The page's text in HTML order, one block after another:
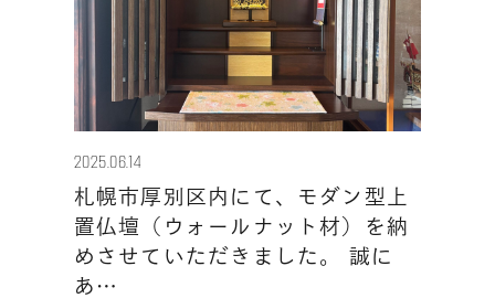
2025.06.14
札幌市厚別区内にて、モダン型上
置仏壇（ウォールナット材）を納
めさせていただきました。 誠に
あ…